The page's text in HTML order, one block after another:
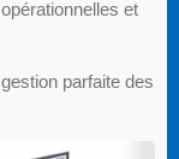
et
parfaite des